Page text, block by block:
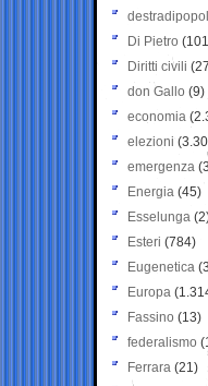
Di Pietro
Diritti civili
don Gallo (9)
economia
elezioni
emergenza
Energia (45)
Esselunga
Esteri (784)
Eugenetica
Europa
Fassino (13)
federalismo
Ferrara (21)